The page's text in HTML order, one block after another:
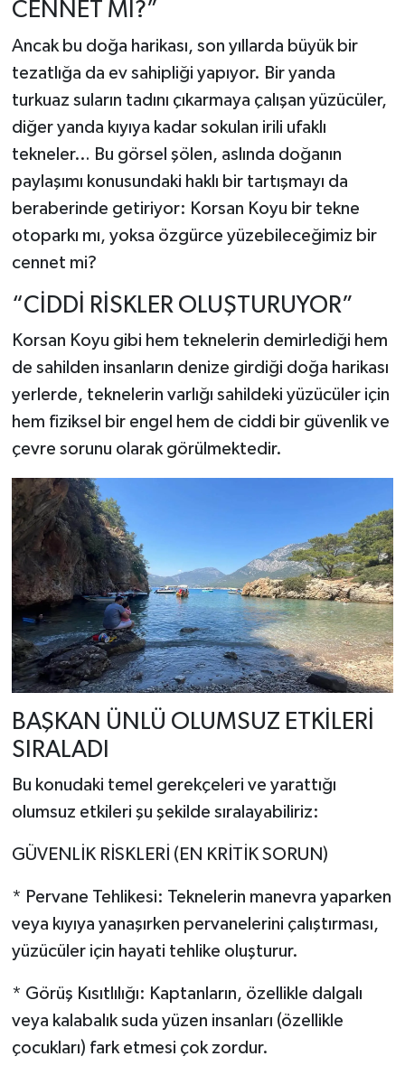
CENNET Mİ?”
Ancak bu doğa harikası, son yıllarda büyük bir
tezatlığa da ev sahipliği yapıyor. Bir yanda
turkuaz suların tadını çıkarmaya çalışan yüzücüler,
diğer yanda kıyıya kadar sokulan irili ufaklı
tekneler… Bu görsel şölen, aslında doğanın
paylaşımı konusundaki haklı bir tartışmayı da
beraberinde getiriyor: Korsan Koyu bir tekne
otoparkı mı, yoksa özgürce yüzebileceğimiz bir
cennet mi?
“CİDDİ RİSKLER OLUŞTURUYOR”
Korsan Koyu gibi hem teknelerin demirlediği hem
de sahilden insanların denize girdiği doğa harikası
yerlerde, teknelerin varlığı sahildeki yüzücüler için
hem fiziksel bir engel hem de ciddi bir güvenlik ve
çevre sorunu olarak görülmektedir.
BAŞKAN ÜNLÜ OLUMSUZ ETKİLERİ
SIRALADI
Bu konudaki temel gerekçeleri ve yarattığı
olumsuz etkileri şu şekilde sıralayabiliriz:
GÜVENLİK RİSKLERİ (EN KRİTİK SORUN)
* Pervane Tehlikesi: Teknelerin manevra yaparken
veya kıyıya yanaşırken pervanelerini çalıştırması,
yüzücüler için hayati tehlike oluşturur.
* Görüş Kısıtlılığı: Kaptanların, özellikle dalgalı
veya kalabalık suda yüzen insanları (özellikle
çocukları) fark etmesi çok zordur.